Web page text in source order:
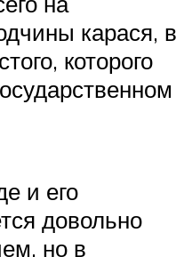
карася, в
которого
и его
довольно
но в